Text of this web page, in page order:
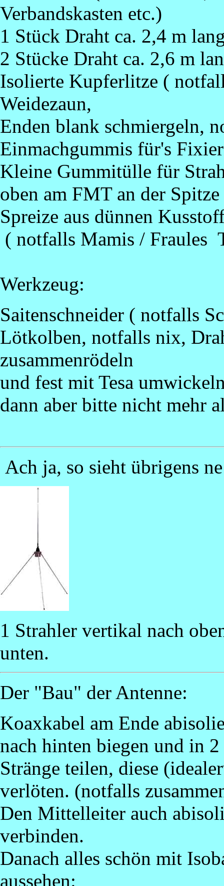
Verbandskasten etc.)
1 Stück Draht ca. 2,4 m
2 Stücke Draht ca. 2,6 m
Isolierte Kupferlitze (
Weidezaun,
Enden blank schmiergeln,
Einmachgummis für's
Kleine Gummitülle für
oben am FMT an der
Spreize aus dünnen
( notfalls Mamis / Fraules
Werkzeug:
Saitenschneider ( notfalls
Lötkolben, notfalls nix,
zusammenrödeln
und fest mit Tesa
dann aber bitte nicht mehr
Ach ja, so sieht übrigens
1 Strahler vertikal nach
unten.
Der "Bau" der Antenne:
Koaxkabel am Ende
nach hinten biegen und in 2
Stränge teilen, diese
verlöten. (notfalls
Den Mittelleiter auch
verbinden.
Danach alles schön mit
aussehen: